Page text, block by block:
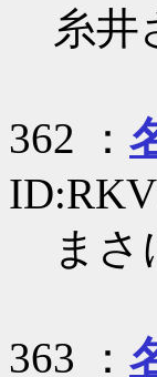
糸井
362 ：
ま
363 ：